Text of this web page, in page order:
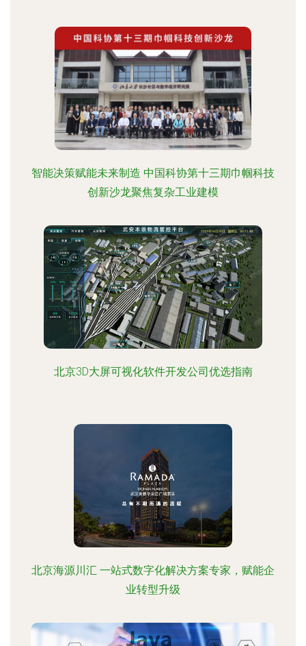
智能决策赋能未来制造 中国科协第十三期巾帼科技
创新沙龙聚焦复杂工业建模
北京3D大屏可视化软件开发公司优选指南
北京海源川汇 一站式数字化解决方案专家，赋能企
业转型升级